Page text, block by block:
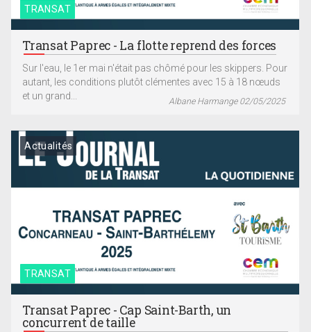
TRANSAT
Transat Paprec - La flotte reprend des forces
Sur l'eau, le 1er mai n'était pas chômé pour les skippers. Pour
autant, les conditions plutôt clémentes avec 15 à 18 nœuds
et un grand...
Albane Harmange 02/05/2025
TRANSAT
Actualités
Transat Paprec - Cap Saint-Barth, un
concurrent de taille